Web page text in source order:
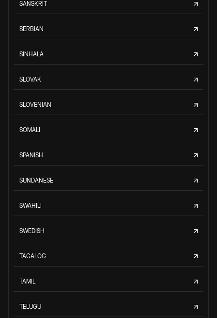
SANSKRIT
SERBIAN
SINHALA
SLOVAK
SLOVENIAN
SOMALI
SPANISH
SUNDANESE
SWAHILI
SWEDISH
TAGALOG
TAMIL
TELUGU